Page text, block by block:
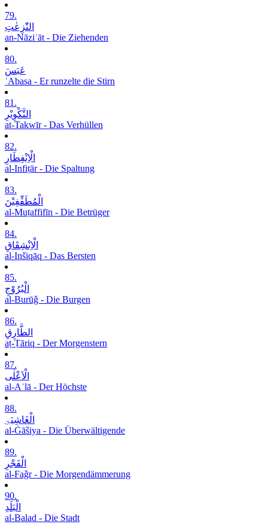
79.
النّٰزِعٰتِ
an-Nāziʿāt - Die Ziehenden
80.
عَبَسَ
ʿAbasa - Er runzelte die Stirn
81.
التَّکْوِیْرِ
at-Takwīr - Das Verhüllen
82.
الْاِنْفِطَارِ
al-Infiṭār - Die Spaltung
83.
الْمُطَفِّفِیْنَ
al-Muṭaffifīn - Die Betrüger
84.
الْاِنْشِقَاقِ
al-Inšiqāq - Das Bersten
85.
الْبُرُوْجِ
al-Burūǧ - Die Burgen
86.
الطَّارِقِ
aṭ-Ṭāriq - Der Morgenstern
87.
الْاَعْلٰی
al-Aʿlā - Der Höchste
88.
الْغَاشِیَۃِ
al-Ġāšiya - Die Überwältigende
89.
الْفَجْرِ
al-Faǧr - Die Morgendämmerung
90.
الْبَلَدِ
al-Balad - Die Stadt